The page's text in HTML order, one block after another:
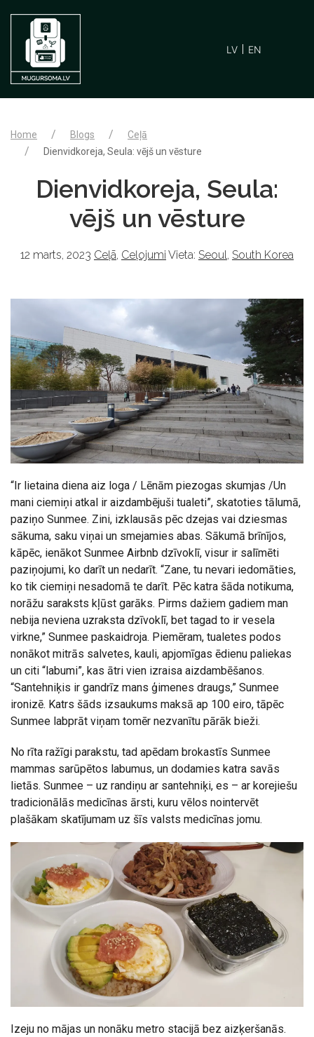
LV EN
Home Blogs
Ceļā
Dienvidkoreja, Seula: vējš un vēsture
Dienvidkoreja, Seula:
vējš un vēsture
12 marts, 2023 Ceļā, Ceļojumi Vieta: Seoul, South Korea
“Ir lietaina diena aiz loga / Lēnām piezogas skumjas /Un
mani ciemiņi atkal ir aizdambējuši tualeti”, skatoties tālumā,
paziņo Sunmee. Zini, izklausās pēc dzejas vai dziesmas
sākuma, saku viņai un smejamies abas. Sākumā brīnījos,
kāpēc, ienākot Sunmee Airbnb dzīvoklī, visur ir salīmēti
paziņojumi, ko darīt un nedarīt. “Zane, tu nevari iedomāties,
ko tik ciemiņi nesadomā te darīt. Pēc katra šāda notikuma,
norāžu saraksts kļūst garāks. Pirms dažiem gadiem man
nebija neviena uzraksta dzīvoklī, bet tagad to ir vesela
virkne,” Sunmee paskaidroja. Piemēram, tualetes podos
nonākot mitrās salvetes, kauli, apjomīgas ēdienu paliekas
un citi “labumi”, kas ātri vien izraisa aizdambēšanos.
“Santehniķis ir gandrīz mans ģimenes draugs,” Sunmee
ironizē. Katrs šāds izsaukums maksā ap 100 eiro, tāpēc
Sunmee labprāt viņam tomēr nezvanītu pārāk bieži.
No rīta ražīgi parakstu, tad apēdam brokastīs Sunmee
mammas sarūpētos labumus, un dodamies katra savās
lietās. Sunmee – uz randiņu ar santehniķi, es – ar korejiešu
tradicionālās medicīnas ārsti, kuru vēlos nointervēt
plašākam skatījumam uz šīs valsts medicīnas jomu.
Izeju no mājas un nonāku metro stacijā bez aizķeršanās.